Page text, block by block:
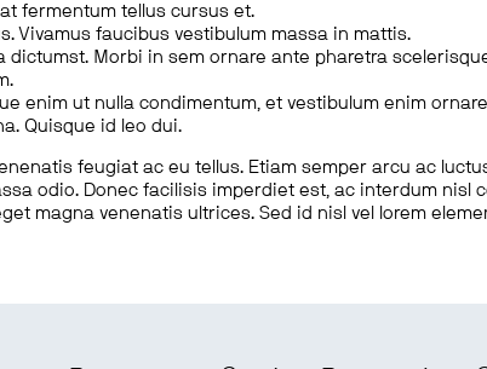
fermentum tellus cursus et.
Vivamus faucibus vestibulum massa in mattis.
dictumst. Morbi in sem ornare ante pharetra
enim ut nulla condimentum, et vestibulum enim
Quisque id leo dui.
feugiat ac eu tellus. Etiam semper arcu ac
odio. Donec facilisis imperdiet est, ac interdum
magna venenatis ultrices. Sed id nisl vel lorem